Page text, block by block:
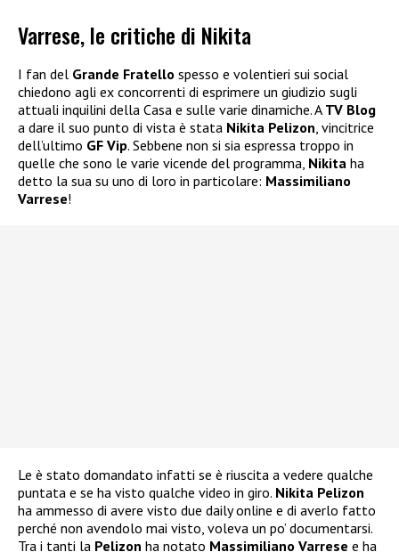
Varrese, le critiche di Nikita
I fan del Grande Fratello spesso e volentieri sui social
chiedono agli ex concorrenti di esprimere un giudizio sugli
attuali inquilini della Casa e sulle varie dinamiche. A TV Blog
a dare il suo punto di vista è stata Nikita Pelizon , vincitrice
dell’ultimo GF Vip. Sebbene non si sia espressa troppo in
quelle che sono le varie vicende del programma, Nikita ha
detto la sua su uno di loro in particolare: Massimiliano
Varrese!
Le è stato domandato infatti se è riuscita a vedere qualche
puntata e se ha visto qualche video in giro. Nikita Pelizon
ha ammesso di avere visto due daily online e di averlo fatto
perché non avendolo mai visto, voleva un po’ documentarsi.
Tra i tanti la Pelizon ha notato Massimiliano Varrese e ha